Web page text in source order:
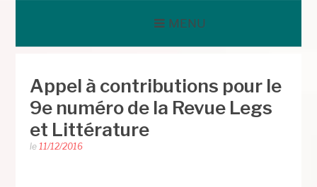
MENU
Appel à contributions pour le
9e numéro de la Revue Legs
et Littérature
le11/12/2016